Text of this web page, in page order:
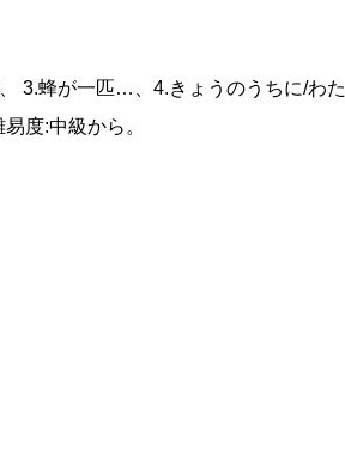
3.蜂が一匹…、4.きょうのうちに/わた
度:中級から。